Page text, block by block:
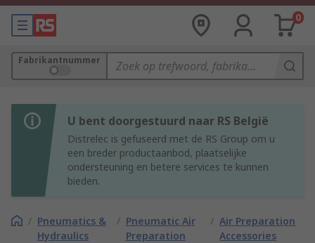
0
Fabrikantnummer
U bent doorgestuurd naar RS België
Distrelec is gefuseerd met de RS Group om u
een breder productaanbod, plaatselijke
ondersteuning en betere services te kunnen
bieden.
/ Pneumatics &
Hydraulics
/ Pneumatic Air
Preparation
/ Air Preparation
Accessories